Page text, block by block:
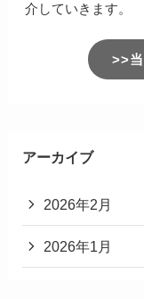
介していきます。
>>
アーカイブ
2026年2月
2026年1月